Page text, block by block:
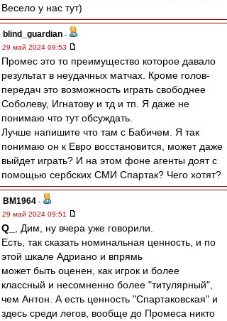
Весело у нас тут)
blind_guardian -
29 май 2024 09:53
Промес это то преимущество которое давало
результат в неудачных матчах. Кроме голов-
передач это возможность играть свободнее
Соболеву, Игнатову и тд и тп. Я даже не
понимаю что тут обсуждать.
Лучше напишите что там с Бабичем. Я так
понимаю он к Евро восстановится, может даже
выйдет играть? И на этом фоне агенты доят с
помощью сербских СМИ Спартак? Чего хотят?
BM1964 -
29 май 2024 09:51
Q_
, Дим, ну вчера уже говорили.
Есть, так сказать номинальная ценность, и по
этой шкале Адриано и впрямь
может быть оценен, как игрок и более
классный и несомненно более "титулярный",
чем Антон. А есть ценность "Спартаковская" и
здесь среди легов, вообще до Промеса никто